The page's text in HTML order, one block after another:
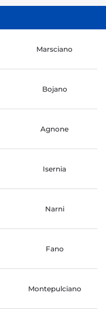
Marsciano
Bojano
Agnone
Isernia
Narni
Fano
Montepulciano